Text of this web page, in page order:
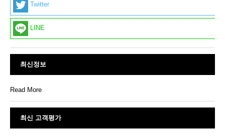
Twitter
LINE
최신정보
Read More
최신 고객평가